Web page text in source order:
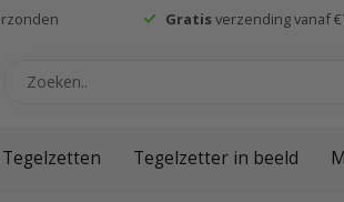
Gratisverzending vanaf
Tegelzetter in beeld